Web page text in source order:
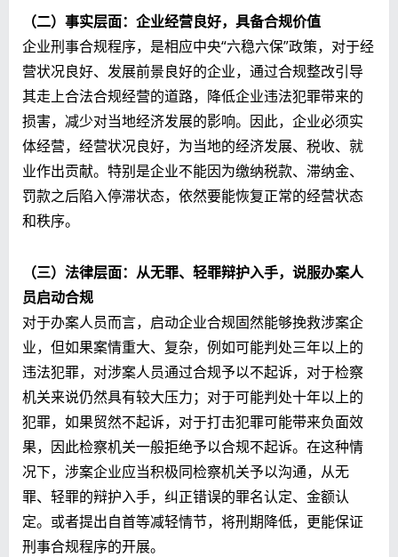
（二）事实层面：企业经营良好，具备合规价值
企业刑事合规程序，是相应中央“六稳六保”政策，对于经
营状况良好、发展前景良好的企业，通过合规整改引导
其走上合法合规经营的道路，降低企业违法犯罪带来的
损害，减少对当地经济发展的影响。因此，企业必须实
体经营，经营状况良好，为当地的经济发展、税收、就
业作出贡献。特别是企业不能因为缴纳税款、滞纳金、
罚款之后陷入停滞状态，依然要能恢复正常的经营状态
和秩序。
（三）法律层面：从无罪、轻罪辩护入手，说服办案人
员启动合规
对于办案人员而言，启动企业合规固然能够挽救涉案企
业，但如果案情重大、复杂，例如可能判处三年以上的
违法犯罪，对涉案人员通过合规予以不起诉，对于检察
机关来说仍然具有较大压力；对于可能判处十年以上的
犯罪，如果贸然不起诉，对于打击犯罪可能带来负面效
果，因此检察机关一般拒绝予以合规不起诉。在这种情
况下，涉案企业应当积极同检察机关予以沟通，从无
罪、轻罪的辩护入手，纠正错误的罪名认定、金额认
定。或者提出自首等减轻情节，将刑期降低，更能保证
刑事合规程序的开展。